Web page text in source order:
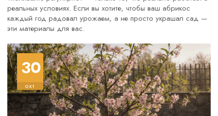
реальных условиях. Если вы хотите, чтобы ваш абрикос
каждый год радовал урожаем, а не просто украшал сад —
эти материалы для вас.
30
окт